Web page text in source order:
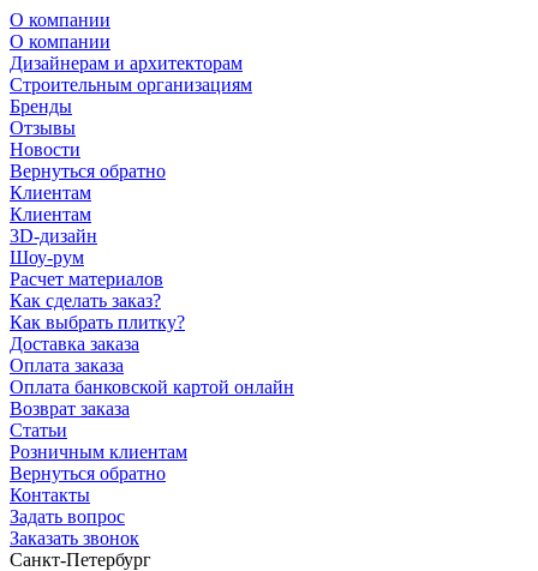
О компании
О компании
Дизайнерам и архитекторам
Строительным организациям
Бренды
Отзывы
Новости
Вернуться обратно
Клиентам
Клиентам
3D-дизайн
Шоу-рум
Расчет материалов
Как сделать заказ?
Как выбрать плитку?
Доставка заказа
Оплата заказа
Оплата банковской картой онлайн
Возврат заказа
Статьи
Розничным клиентам
Вернуться обратно
Контакты
Задать вопрос
Заказать звонок
Санкт-Петербург